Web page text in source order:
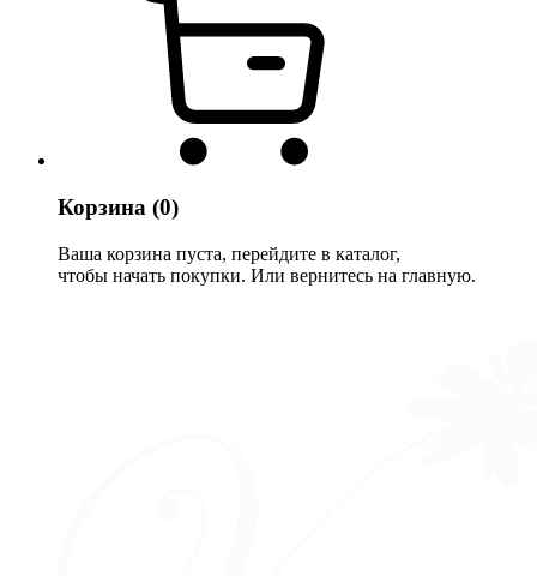
Корзина (0)
Ваша корзина пуста, перейдите в каталог,
чтобы начать покупки. Или вернитесь на главную.